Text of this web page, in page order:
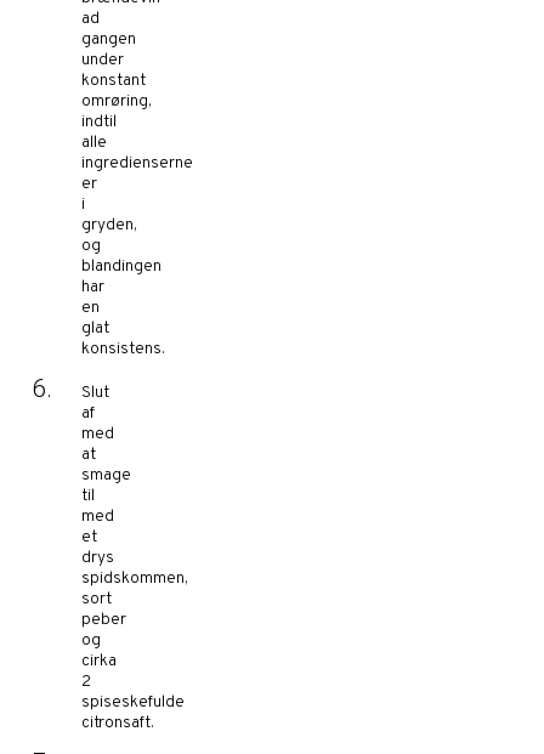
ad
gangen
under
konstant
omrøring,
indtil
alle
ingredienserne
er
i
gryden,
og
blandingen
har
en
glat
konsistens.
Slut
af
med
at
smage
til
med
et
drys
spidskommen,
sort
peber
og
cirka
2
spiseskefulde
citronsaft.